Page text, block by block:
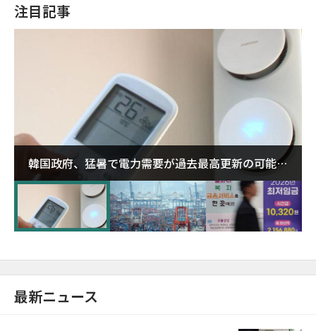
注目記事
韓国政府、猛暑で電力需要が過去最高更新の可能性
に需給対応体制を点検
最新ニュース